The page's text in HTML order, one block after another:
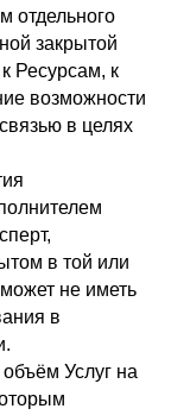
отдельного
закрытой
Ресурсам, к
возможности
в целях
в той или
не иметь
в
Услуг на